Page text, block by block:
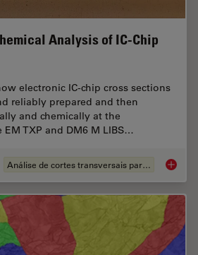
Analysis of IC-Chip
electronic IC-chip cross sections
reliably prepared and then
and chemically at the
TXP and DM6 M LIBS…
Análise de cortes transversais para componentes eletrônicos